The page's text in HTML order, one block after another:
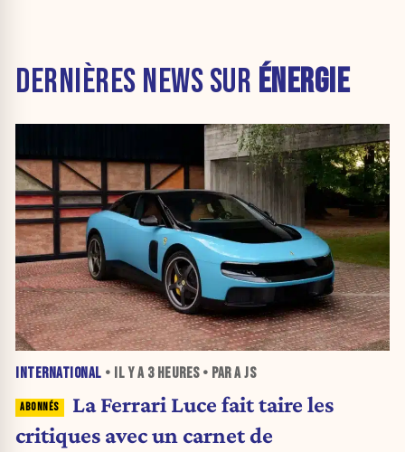
DERNIÈRES NEWS SUR ÉNERGIE
INTERNATIONAL • IL Y A 3 HEURES• PAR A JS
La Ferrari Luce fait taire les
critiques avec un carnet de